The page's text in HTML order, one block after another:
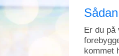
Er du på
kommet